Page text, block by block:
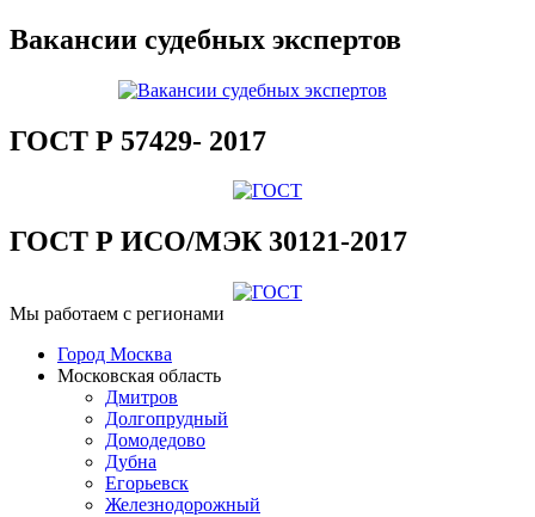
Вакансии судебных экспертов
ГОСТ Р 57429- 2017
ГОСТ Р ИСО/МЭК 30121-2017
Мы работаем с регионами
Город Москва
Московская область
Дмитров
Долгопрудный
Домодедово
Дубна
Егорьевск
Железнодорожный